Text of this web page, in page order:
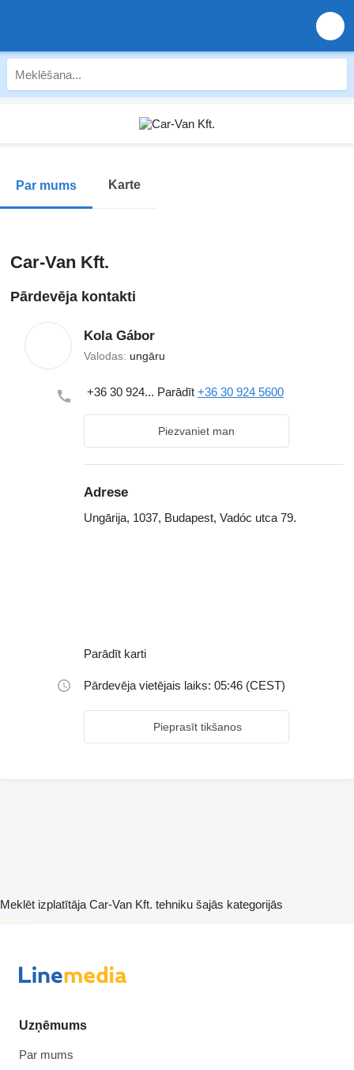
Par mums Karte
Car-Van Kft.
Pārdevēja kontakti
Kola Gábor
Valodas: ungāru
+36 30 924... Parādīt +36 30 924 5600
Piezvaniet man
Adrese
Ungārija, 1037, Budapest, Vadóc utca 79.
Parādīt karti
Pārdevēja vietējais laiks: 05:46 (CEST)
Pieprasīt tikšanos
Meklēt izplatītāja Car-Van Kft. tehniku šajās kategorijās
disallow-in-dsa
Uzņēmums
Par mums